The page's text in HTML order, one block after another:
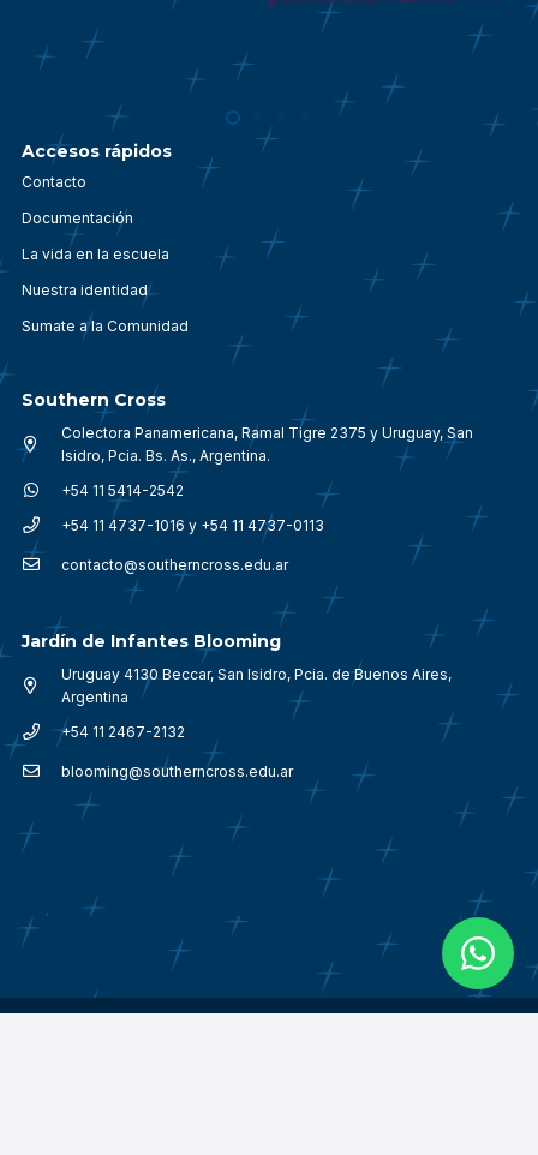
Accesos rápidos
Contacto
Documentación
La vida en la escuela
Nuestra identidad
Sumate a la Comunidad
Southern Cross
Colectora Panamericana, Ramal Tigre 2375 y Uruguay, San
Isidro, Pcia. Bs. As., Argentina.
+54 11 5414-2542
+54 11 4737-1016 y +54 11 4737-0113
contacto@southerncross.edu.ar
Jardín de Infantes Blooming
Uruguay 4130 Beccar, San Isidro, Pcia. de Buenos Aires,
Argentina
+54 11 2467-2132
blooming@southerncross.edu.ar